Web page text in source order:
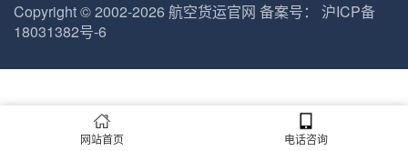
Copyright © 2002-2026 航空货运官网 备案号： 沪ICP备
18031382号-6
网站首页 电话咨询